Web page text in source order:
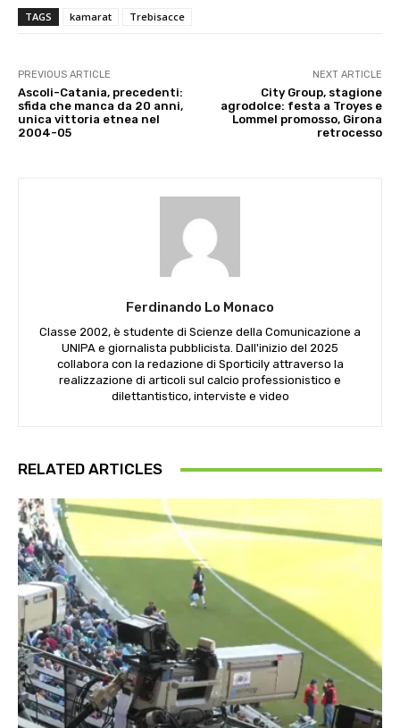
TAGS kamarat Trebisacce
PREVIOUS ARTICLE
Ascoli-Catania, precedenti:
sfida che manca da 20 anni,
unica vittoria etnea nel
2004-05
NEXT ARTICLE
City Group, stagione
agrodolce: festa a Troyes e
Lommel promosso, Girona
retrocesso
Ferdinando Lo Monaco
Classe 2002, è studente di Scienze della Comunicazione a
UNIPA e giornalista pubblicista. Dall'inizio del 2025
collabora con la redazione di Sporticily attraverso la
realizzazione di articoli sul calcio professionistico e
dilettantistico, interviste e video
RELATED ARTICLES